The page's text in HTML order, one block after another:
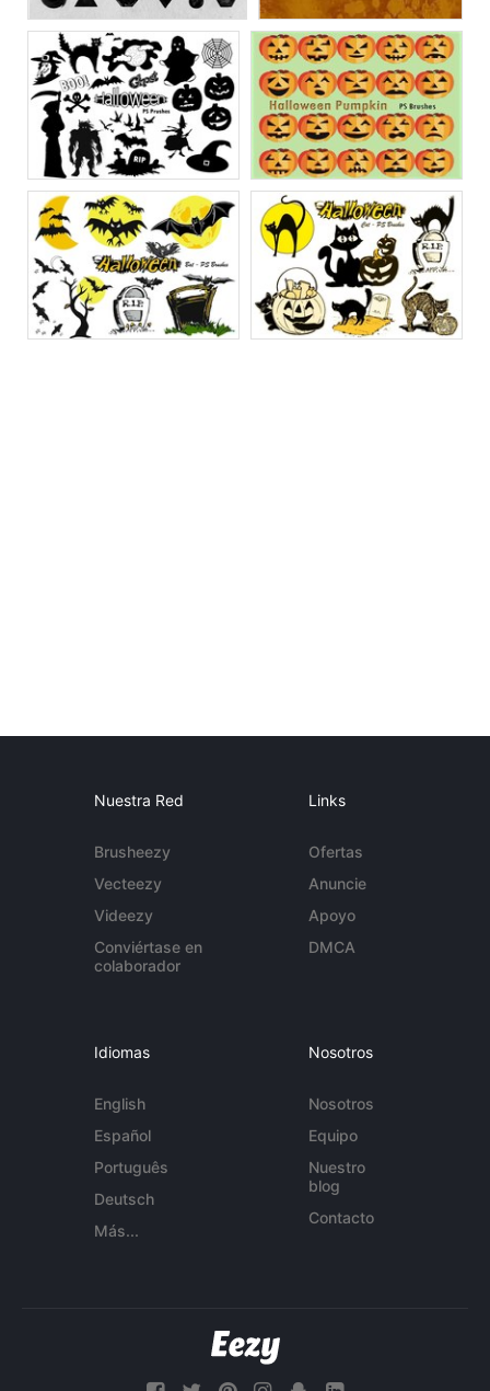
Nuestra Red
Brusheezy
Vecteezy
Videezy
Conviértase en
colaborador
Links
Ofertas
Anuncie
Apoyo
DMCA
Idiomas
English
Español
Português
Deutsch
Más...
Nosotros
Nosotros
Equipo
Nuestro
blog
Contacto